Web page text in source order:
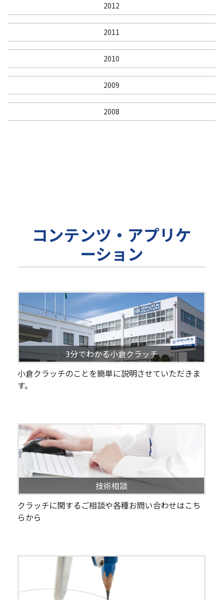
2012
2011
2010
2009
2008
コンテンツ・アプリケ
ーション
3分でわかる小倉クラッチ
小倉クラッチのことを簡単に説明させていただきま
す。
技術相談
クラッチに関するご相談や各種お問い合わせはこち
らから